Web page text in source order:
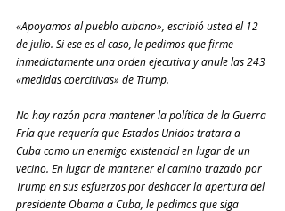
«Apoyamos al pueblo cubano», escribió usted el 12
de julio. Si ese es el caso, le pedimos que firme
inmediatamente una orden ejecutiva y anule las 243
«medidas coercitivas» de Trump.
No hay razón para mantener la política de la Guerra
Fría que requería que Estados Unidos tratara a
Cuba como un enemigo existencial en lugar de un
vecino. En lugar de mantener el camino trazado por
Trump en sus esfuerzos por deshacer la apertura del
presidente Obama a Cuba, le pedimos que siga